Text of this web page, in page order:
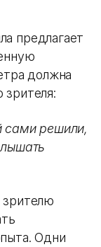
предлагает
должна
зрителя:
сами решили,
зрителю
Одни